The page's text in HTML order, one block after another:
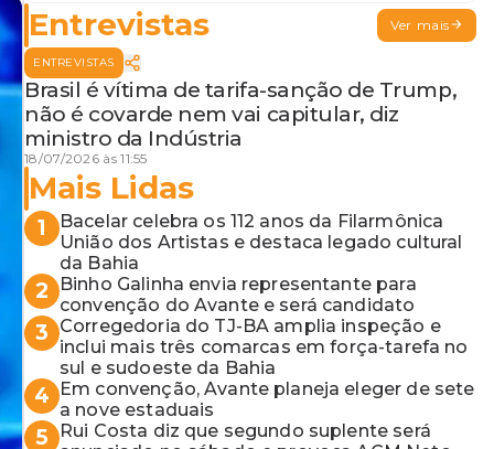
Entrevistas Ver mais
ENTREVISTAS
Brasil é vítima de tarifa-sanção de Trump,
não é covarde nem vai capitular, diz
ministro da Indústria
18/07/2026 às 11:55
Mais Lidas
1
Bacelar celebra os 112 anos da Filarmônica
União dos Artistas e destaca legado cultural
da Bahia
2
Binho Galinha envia representante para
convenção do Avante e será candidato
3
Corregedoria do TJ-BA amplia inspeção e
inclui mais três comarcas em força-tarefa no
sul e sudoeste da Bahia
4
Em convenção, Avante planeja eleger de sete
a nove estaduais
5
Rui Costa diz que segundo suplente será